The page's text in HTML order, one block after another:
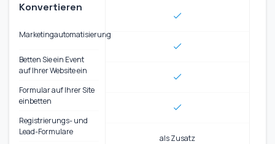
Konvertieren
Marketingautomatisierung
Betten Sie ein Event
auf Ihrer Website ein
Formular auf Ihrer Site
einbetten
Registrierungs- und
Lead-Formulare
als Zusatz